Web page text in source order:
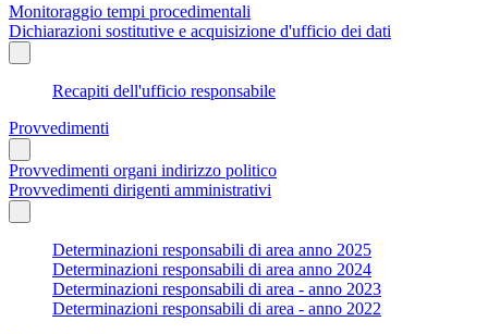
Monitoraggio tempi procedimentali
Dichiarazioni sostitutive e acquisizione d'ufficio dei dati
Recapiti dell'ufficio responsabile
Provvedimenti
Provvedimenti organi indirizzo politico
Provvedimenti dirigenti amministrativi
Determinazioni responsabili di area anno 2025
Determinazioni responsabili di area anno 2024
Determinazioni responsabili di area - anno 2023
Determinazioni responsabili di area - anno 2022